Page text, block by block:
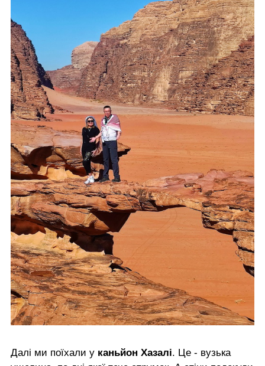
Далі ми поїхали у каньйон Хазалі. Це - вузька